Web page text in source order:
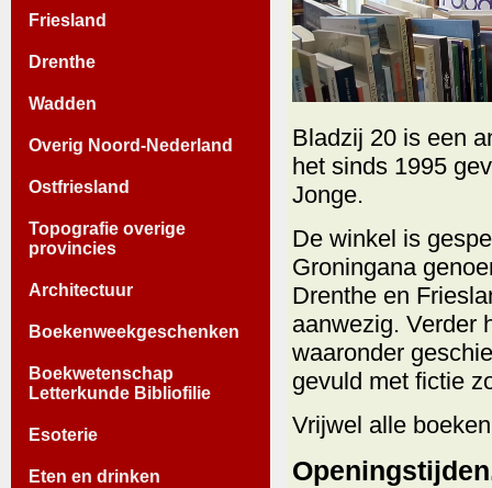
Friesland
Drenthe
Wadden
Overig Noord-Nederland
Ostfriesland
Topografie overige
provincies
Architectuur
Boekenweekgeschenken
Boekwetenschap
Letterkunde Bibliofilie
Esoterie
Eten en drinken
Bladzij 20 is een
het sinds 1995
Jonge.
De winkel is
Groningana
Drenthe en
aanwezig. Verder
waaronder
gevuld met fictie
Vrijwel alle